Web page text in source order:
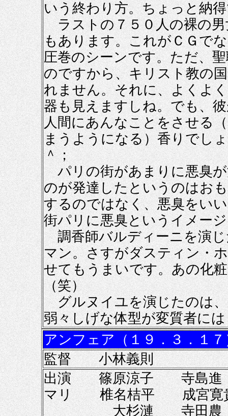
いう終わり方。ちょっと納
ラストの７５０人の裸の男
もあります。これがＣＧで
圧巻のシーンです。ただ、
のですから、キリスト教の
れません。それに、よくよ
器も見えますしね。でも、
人間にあんなことをさせる
まうようになる）香りでし
＾；
パリの街があまりに悪臭が
のが発達したというのはお
するのではなく、悪臭をい
街パリに悪臭というイメー
調香師バルディーニを演じ
マン。さすがダスティン・
せてもうまいです。あの化
（笑）
グルヌイユを演じたのは、
弱々しげな体型が変質者に
アンフェア（１９．３．１７
監督 小林義則
出演 篠原涼子 寺島
マリ 椎名桔平 成宮寛
大杉漣 寺田農